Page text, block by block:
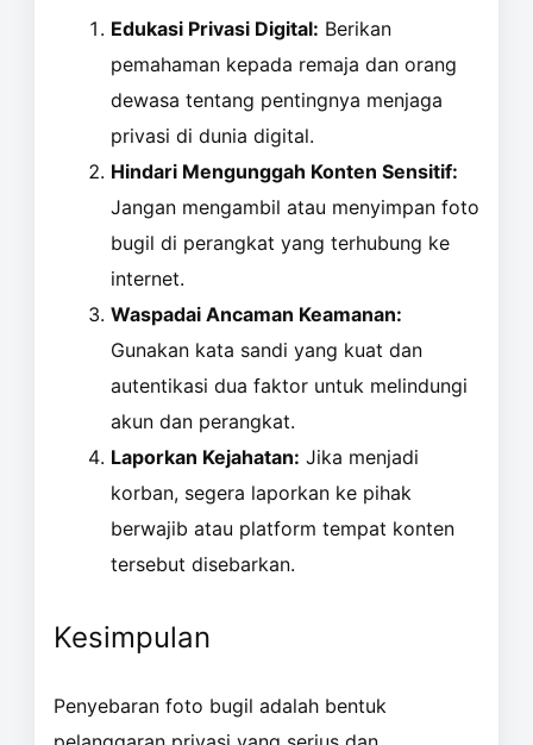
Edukasi Privasi Digital: Berikan
pemahaman kepada remaja dan orang
dewasa tentang pentingnya menjaga
privasi di dunia digital.
Hindari Mengunggah Konten Sensitif:
Jangan mengambil atau menyimpan foto
bugil di perangkat yang terhubung ke
internet.
Waspadai Ancaman Keamanan:
Gunakan kata sandi yang kuat dan
autentikasi dua faktor untuk melindungi
akun dan perangkat.
Laporkan Kejahatan: Jika menjadi
korban, segera laporkan ke pihak
berwajib atau platform tempat konten
tersebut disebarkan.
Kesimpulan
Penyebaran foto bugil adalah bentuk